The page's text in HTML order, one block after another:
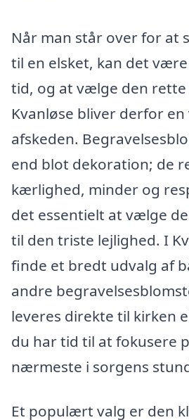
Når man står over for at
til en elsket, kan det
tid, og at vælge den
Kvanløse bliver derfor
afskeden.
end blot dekoration; de
kærlighed, minder og
det essentielt at vælge
til den triste lejlighed. I
finde et bredt udvalg af
andre
leveres direkte til kirken
du har tid til at fokusere
nærmeste i sorgens
Et populært valg er den